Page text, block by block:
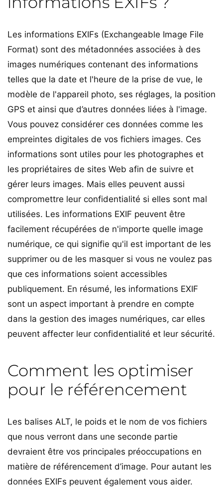
Les informations EXIFs (Exchangeable Image File
Format) sont des métadonnées associées à des
images numériques contenant des informations
telles que la date et l'heure de la prise de vue, le
modèle de l'appareil photo, ses réglages, la position
GPS et ainsi que d’autres données liées à l'image.
Vous pouvez considérer ces données comme les
empreintes digitales de vos fichiers images. Ces
informations sont utiles pour les photographes et
les propriétaires de sites Web afin de suivre et
gérer leurs images. Mais elles peuvent aussi
compromettre leur confidentialité si elles sont mal
utilisées. Les informations EXIF peuvent être
facilement récupérées de n'importe quelle image
numérique, ce qui signifie qu'il est important de les
supprimer ou de les masquer si vous ne voulez pas
que ces informations soient accessibles
publiquement. En résumé, les informations EXIF
sont un aspect important à prendre en compte
dans la gestion des images numériques, car elles
peuvent affecter leur confidentialité et leur sécurité.
Comment les optimiser
pour le référencement
Les balises ALT, le poids et le nom de vos fichiers
que nous verront dans une seconde partie
devraient être vos principales préoccupations en
matière de référencement d’image. Pour autant les
données EXIFs peuvent également vous aider.